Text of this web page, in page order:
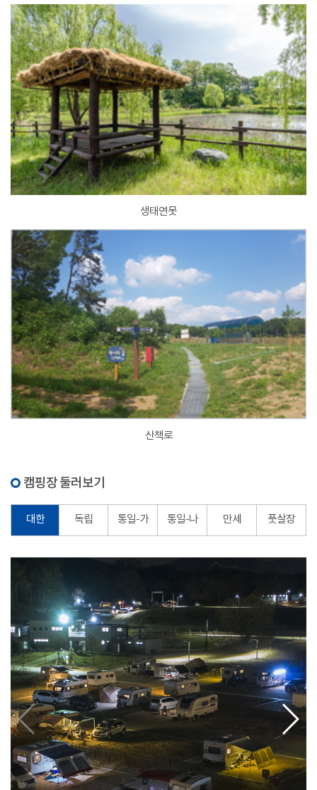
생태연못
산책로
캠핑장 둘러보기
대한 독립 통일-가 통일-나 만세 풋살장